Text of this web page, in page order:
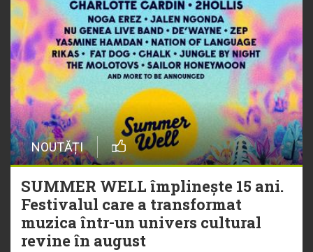
NOUTĂȚI
SUMMER WELL împlinește 15 ani.
Festivalul care a transformat
muzica într-un univers cultural
revine în august